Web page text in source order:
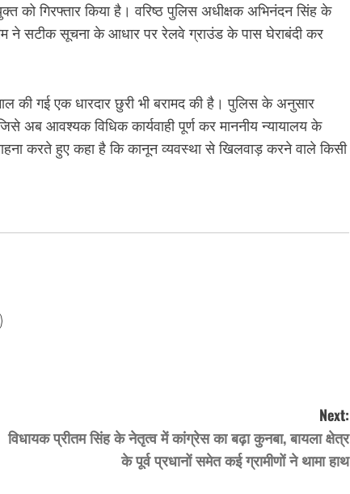
को गिरफ्तार किया है। वरिष्ठ पुलिस अधीक्षक अभिनंदन सिंह के
ने सटीक सूचना के आधार पर रेलवे ग्राउंड के पास घेराबंदी कर
की गई एक धारदार छुरी भी बरामद की है। पुलिस के अनुसार
अब आवश्यक विधिक कार्यवाही पूर्ण कर माननीय न्यायालय के
करते हुए कहा है कि कानून व्यवस्था से खिलवाड़ करने वाले किसी
Next:
विधायक प्रीतम सिंह के नेतृत्व में कांग्रेस का बढ़ा कुनबा, बायला क्षेत्र
के पूर्व प्रधानों समेत कई ग्रामीणों ने थामा हाथ